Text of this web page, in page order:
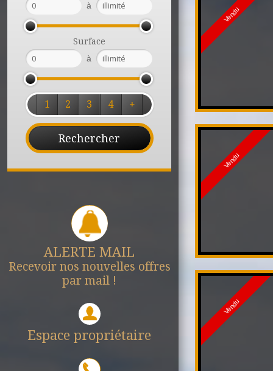
à
Surface
à
1 2 3 4 +
ALERTE MAIL
Recevoir nos nouvelles offres
par mail !
Espace propriétaire
Vendu
Vendu
Vendu